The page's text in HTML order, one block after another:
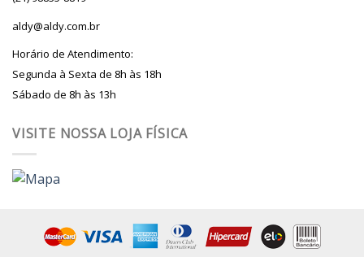
aldy@aldy.com.br
Horário de Atendimento:
Segunda à Sexta de 8h às 18h
Sábado de 8h às 13h
VISITE NOSSA LOJA FÍSICA